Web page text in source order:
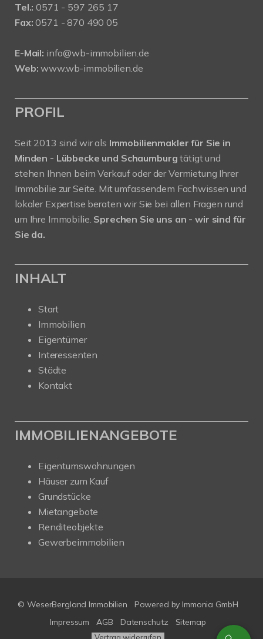
Tel.: 0571 - 597 265 17
Fax: 0571 - 870 490 05
E-Mail: info@wb-immobilien.de
Web: www.wb-immobilien.de
PROFIL
Seit 2013 sind wir als Immobilienmakler für Sie in
Minden - Lübbecke und Schaumburgtätigt und
stehen Ihnen beim Verkauf oder der Vermietung Ihrer
Immobilie zur Seite. Mit umfassendem Fachwissen und
lokaler Expertise beraten wir Sie bei allen Fragen rund
um Ihre Immobilie. Sprechen Sie uns an - wir sind für
Sie da.
INHALT
Start
Immobilien
Eigentümer
Interessenten
Städte
Kontakt
IMMOBILIENANGEBOTE
Eigentumswohnungen
Häuser zum Kauf
Grundstücke
Mietangebote
Renditeobjekte
Gewerbeimmobilien
© WeserBergland Immobilien Powered by Immonia GmbH
Impressum
AGB Datenschutz Sitemap
Vertrag widerrufen